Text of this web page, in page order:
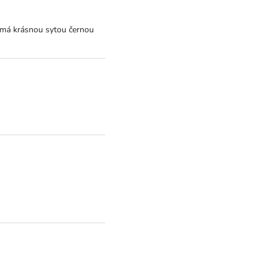
krásnou sytou černou